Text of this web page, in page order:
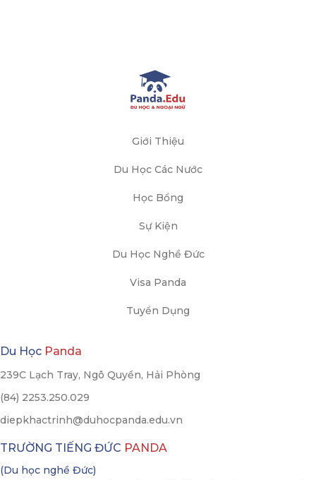
Giới Thiệu
Du Học Các Nước
Học Bổng
Sự Kiện
Du Học Nghề Đức
Visa Panda
Tuyển Dụng
Du Học Panda
239C Lạch Tray, Ngô Quyền, Hải Phòng
(84) 2253.250.029
diepkhactrinh@duhocpanda.edu.vn
TRƯỜNG TIẾNG ĐỨC PANDA
(Du học nghề Đức)